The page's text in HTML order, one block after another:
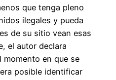
que tenga pleno
ilegales y pueda
de su sitio vean esas
el autor declara
momento en que se
posible identificar